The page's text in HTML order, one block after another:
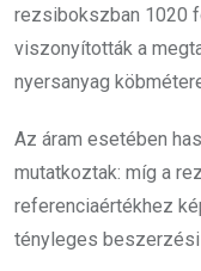
rezsibokszban 1020
viszonyították a
nyersanyag
Az áram esetében
mutatkoztak: míg a
referenciaértékhez
tényleges